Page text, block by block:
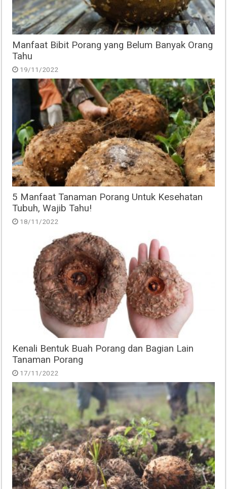
Manfaat Bibit Porang yang Belum Banyak Orang
Tahu
19/11/2022
5 Manfaat Tanaman Porang Untuk Kesehatan
Tubuh, Wajib Tahu!
18/11/2022
Kenali Bentuk Buah Porang dan Bagian Lain
Tanaman Porang
17/11/2022